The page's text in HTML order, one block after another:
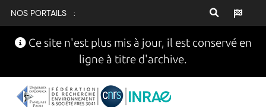
NOS PORTAILS :
Ce site n'est plus mis à jour, il est conservé en
ligne à titre d'archive.